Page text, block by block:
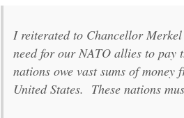
I reiterated to Chancellor
need for our NATO allies to pay
nations owe vast sums of
United States. These nations